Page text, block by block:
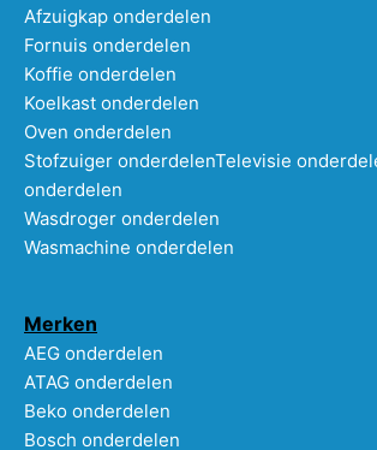
Afzuigkap onderdelen
Fornuis onderdelen
Koffie onderdelen
Koelkast onderdelen
Oven onderdelen
Stofzuiger onderdelenTelevisie
onderdelen
Wasdroger onderdelen
Wasmachine onderdelen
Merken
AEG onderdelen
ATAG onderdelen
Beko onderdelen
Bosch onderdelen